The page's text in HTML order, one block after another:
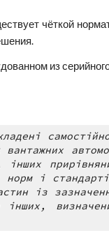
чёткой
из
і
із